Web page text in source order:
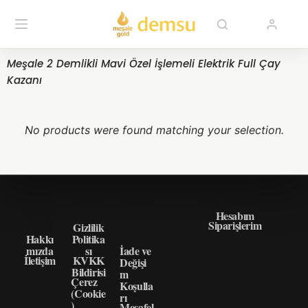
Meşale 2 Demlikli Mavi Özel İşlemeli Elektrik Full Çay
Kazanı
No products were found matching your selection.
Hakkı
mızda
İletişim
Gizlilik
Politika
sı
KVKK
Bildirisi
Çerez
(Cookie
İade ve
Değişi
m
Koşulla
rı
Hesabım
Siparişlerim